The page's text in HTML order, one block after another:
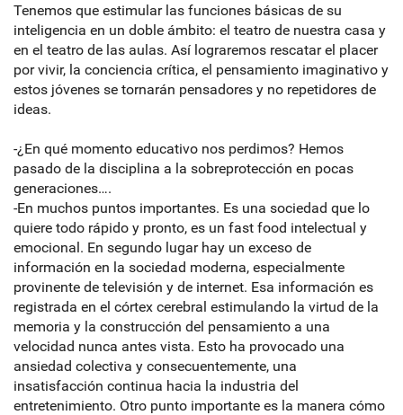
Tenemos que estimular las funciones básicas de su
inteligencia en un doble ámbito: el teatro de nuestra casa y
en el teatro de las aulas. Así lograremos rescatar el placer
por vivir, la conciencia crítica, el pensamiento imaginativo y
estos jóvenes se tornarán pensadores y no repetidores de
ideas.
-¿En qué momento educativo nos perdimos? Hemos
pasado de la disciplina a la sobreprotección en pocas
generaciones….
-En muchos puntos importantes. Es una sociedad que lo
quiere todo rápido y pronto, es un fast food intelectual y
emocional. En segundo lugar hay un exceso de
información en la sociedad moderna, especialmente
provinente de televisión y de internet. Esa información es
registrada en el córtex cerebral estimulando la virtud de la
memoria y la construcción del pensamiento a una
velocidad nunca antes vista. Esto ha provocado una
ansiedad colectiva y consecuentemente, una
insatisfacción continua hacia la industria del
entretenimiento. Otro punto importante es la manera cómo